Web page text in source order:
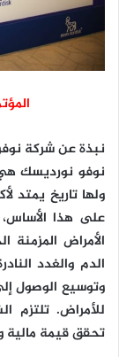
نبذة عن شركة
نوفو نورديسك
على هذا
الأمراض
الدم والغدد
وتوسيع الوصول
للأمراض. تلتزم
تحقق قيمة مالية